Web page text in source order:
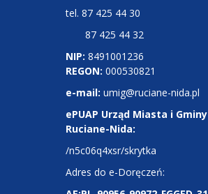
tel. 87 425 44 30
87 425 44 32
NIP: 8491001236
REGON: 000530821
e-mail: umig@ruciane-nida.pl
ePUAP Urząd Miasta i Gminy
Ruciane-Nida:
/n5c06q4xsr/skrytka
Adres do e-Doręczeń: